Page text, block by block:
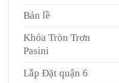
Bản lề
Khóa Tròn Trơn
Pasini
Lắp Đặt quận 6